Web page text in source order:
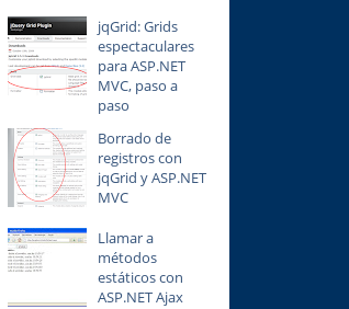
jqGrid: Grids
espectaculares
para ASP.NET
MVC, paso a
paso
Borrado de
registros con
jqGrid y ASP.NET
MVC
Llamar a
métodos
estáticos con
ASP.NET Ajax